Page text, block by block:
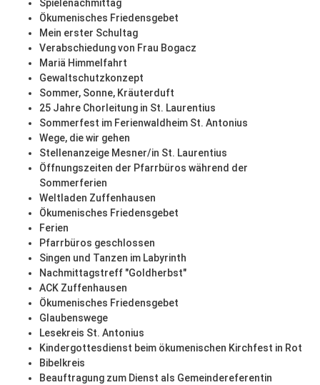
Spielenachmittag
Ökumenisches Friedensgebet
Mein erster Schultag
Verabschiedung von Frau Bogacz
Mariä Himmelfahrt
Gewaltschutzkonzept
Sommer, Sonne, Kräuterduft
25 Jahre Chorleitung in St. Laurentius
Sommerfest im Ferienwaldheim St. Antonius
Wege, die wir gehen
Stellenanzeige Mesner/in St. Laurentius
Öffnungszeiten der Pfarrbüros während der
Sommerferien
Weltladen Zuffenhausen
Ökumenisches Friedensgebet
Ferien
Pfarrbüros geschlossen
Singen und Tanzen im Labyrinth
Nachmittagstreff "Goldherbst"
ACK Zuffenhausen
Ökumenisches Friedensgebet
Glaubenswege
Lesekreis St. Antonius
Kindergottesdienst beim ökumenischen Kirchfest in Rot
Bibelkreis
Beauftragung zum Dienst als Gemeindereferentin